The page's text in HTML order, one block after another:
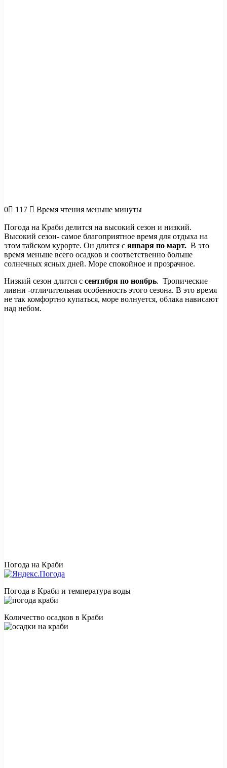
0 117 Время чтения меньше минуты
Погода на Краби делится на высокий сезон и низкий.
Высокий сезон- самое благоприятное время для отдыха на
этом тайском курорте. Он длится с января по март. В это
время меньше всего осадков и соответственно больше
солнечных ясных дней. Море спокойное и прозрачное.
Низкий сезон длится с сентября по ноябрь. Тропические
ливни -отличительная особенность этого сезона. В это время
не так комфортно купаться, море волнуется, облака нависают
над небом.
Погода на Краби
Погода в Краби и температура воды
Количество осадков в Краби